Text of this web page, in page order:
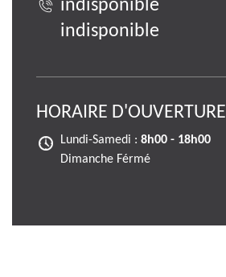
indisponible
indisponible
HORAIRE D'OUVERTURE
Lundi-Samedi : 8h00 - 18h00
Dimanche Férmé